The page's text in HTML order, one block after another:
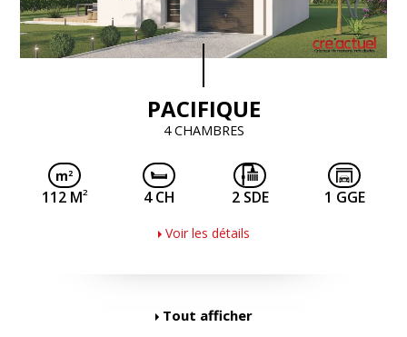
PACIFIQUE
4 CHAMBRES
112 M2 4 CH 2 SDE 1 GGE
Voir les détails
Tout afficher